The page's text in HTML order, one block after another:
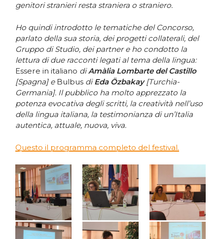
genitori stranieri resta straniera o straniero.
Ho quindi introdotto le tematiche del Concorso,
parlato della sua storia, dei progetti collaterali, del
Gruppo di Studio, dei partner e ho condotto la
lettura di due racconti legati al tema della lingua:
Essere in italiano diAmàlia Lombarte del Castillo
[Spagna] e Bulbus diEda Özbakay[Turchia-
Germania]. Il pubblico ha molto apprezzato la
potenza evocativa degli scritti, la creatività nell’uso
della lingua italiana, la testimonianza di un’Italia
autentica, attuale, nuova, viva.
Questo il programma completo del festival.